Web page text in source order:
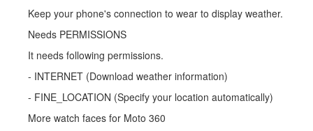
Keep your phone's connection to wear to display weather.
Needs PERMISSIONS
It needs following permissions.
- INTERNET (Download weather information)
- FINE_LOCATION (Specify your location automatically)
More watch faces for Moto 360